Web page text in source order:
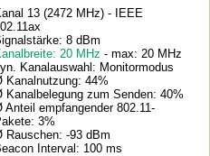
13 (2472 MHz) - IEEE
8 dBm
20 MHz- max: 20 MHz
Kanalauswahl: Monitormodus
Kanalnutzung: 44%
Kanalbelegung zum Senden: 40%
Anteil empfangender 802.11-
3%
Rauschen: -93 dBm
Interval: 100 ms